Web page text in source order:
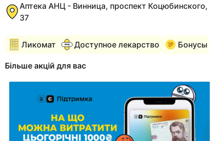
Аптека АНЦ - Винница, проспект Коцюбинского,
37
Ликомат Доступное лекарство Бонусы
Більше акцій для вас